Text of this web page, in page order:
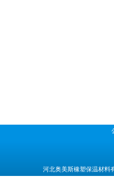
河北奥美斯橡塑保温材料